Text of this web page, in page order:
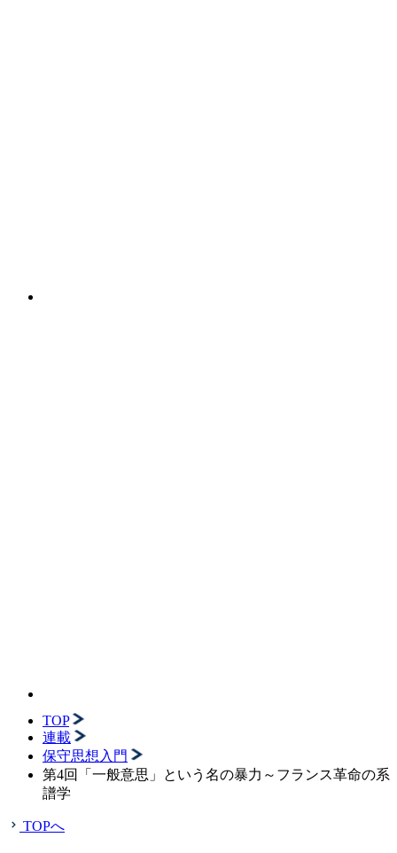
TOP
連載
保守思想入門
第4回「一般意思」という名の暴力～フランス革命の系
譜学
TOPへ